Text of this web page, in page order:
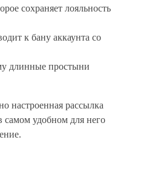
сохраняет лояльность
к бану аккаунта со
длинные простыни
настроенная рассылка
самом удобном для него